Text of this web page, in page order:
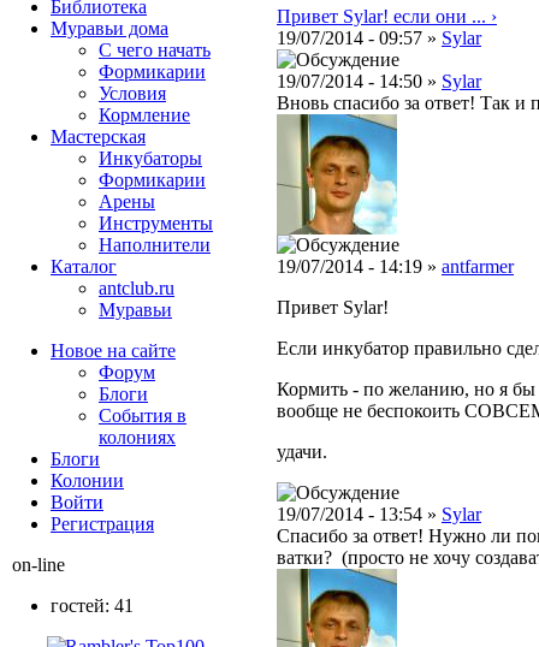
Привет Sylar! если они ... ›
19/07/2014 - 09:57 » Sylar
19/07/2014 - 14:50 » Sylar
Вновь спасибо за ответ! Так и
19/07/2014 - 14:19 » antfarmer
Привет Sylar!
Если инкубатор правильно
Кормить - по желанию, но я бы
вообще не беспокоить
удачи.
19/07/2014 - 13:54 » Sylar
Спасибо за ответ! Нужно ли
ватки? (просто не хочу
Библиотека
Муравьи дома
С чего начать
Формикарии
Условия
Кормление
Мастерская
Инкубаторы
Формикарии
Арены
Инструменты
Наполнители
Каталог
antclub.ru
Муравьи
Новое на сайте
Форум
Блоги
События в
колониях
Блоги
Колонии
Войти
Peгиcтpaция
on-line
гостей: 41